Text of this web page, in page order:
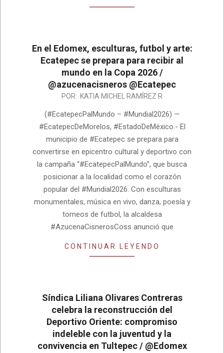
En el Edomex, esculturas, futbol y arte:
Ecatepec se prepara para recibir al
mundo en la Copa 2026 /
@azucenacisneros @Ecatepec
POR: KATIA MICHEL RAMÍREZ R
(#EcatepecPalMundo – #Mundial2026) —
#EcatepecDeMorelos, #EstadoDeMéxico.- El
municipio de #Ecatepec se prepara para
convertirse en epicentro cultural y deportivo con
la campaña “#EcatepecPalMundo”, que busca
posicionar a la localidad como el corazón
popular del #Mundial2026. Con esculturas
monumentales, música en vivo, danza, poesía y
torneos de futbol, la alcaldesa
#AzucenaCisnerosCoss anunció que
CONTINUAR LEYENDO
Síndica Liliana Olivares Contreras
celebra la reconstrucción del
Deportivo Oriente: compromiso
indeleble con la juventud y la
convivencia en Tultepec / @Edomex